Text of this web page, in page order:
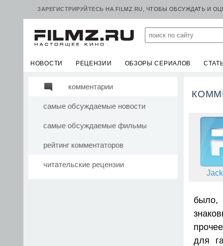
ЗАРЕГИСТРИРУЙТЕСЬ НА FILMZ.RU, ЧТОБЫ ОБСУЖДАТЬ И
НОВОСТИ РЕЦЕНЗИИ ОБЗОРЫ СЕРИАЛОВ
комментарии
самые обсуждаемые новости
самые обсуждаемые фильмы
рейтинг комментаторов
читательские рецензии
было,
для